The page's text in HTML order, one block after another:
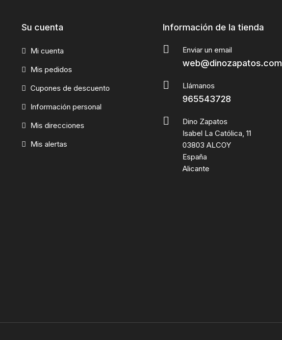
Su cuenta
Mi cuenta
Mis pedidos
Cupones de descuento
Información personal
Mis direcciones
Mis alertas
Información de la tienda
Enviar un email
web@dinozapatos.com
Llámanos
965543728
Dino Zapatos
Isabel La Católica, 11
03803 ALCOY
España
Alicante